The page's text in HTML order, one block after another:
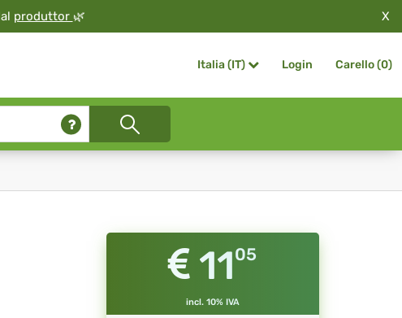
produttor 🌿 X
Italia (IT) Login Carello (0)
1105
incl. 10% IVA